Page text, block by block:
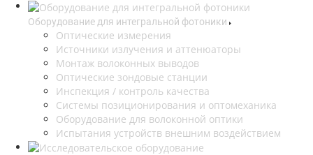
Оборудование для интегральной фотоники
Оптические измерения
Источники излучения и аттенюаторы
Монтаж волоконных выводов
Оптические зондовые станции
Инспекция / контроль качества
Системы позиционирования и оптомеханика
Оборудование для волоконной оптики
Испытания устройств внешним воздействием